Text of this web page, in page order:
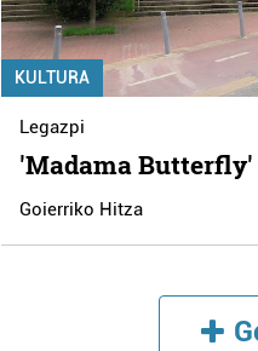
KULTURA
Legazpi
'Madama
Goierriko Hitza